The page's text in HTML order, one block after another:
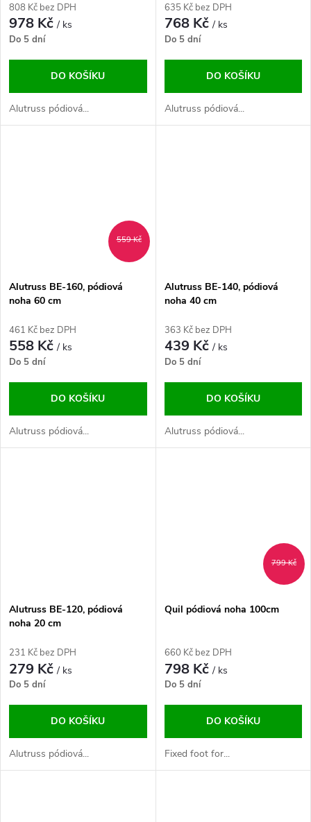
808 Kč bez DPH
978 Kč/ ks
Do 5 dní
DO KOŠÍKU
Alutruss pódiová...
635 Kč bez DPH
768 Kč/ ks
Do 5 dní
DO KOŠÍKU
Alutruss pódiová...
559 Kč
Alutruss BE-160, pódiová
noha 60 cm
461 Kč bez DPH
558 Kč/ ks
Do 5 dní
DO KOŠÍKU
Alutruss pódiová...
Alutruss BE-140, pódiová
noha 40 cm
363 Kč bez DPH
439 Kč/ ks
Do 5 dní
DO KOŠÍKU
Alutruss pódiová...
Alutruss BE-120, pódiová
noha 20 cm
231 Kč bez DPH
279 Kč/ ks
Do 5 dní
DO KOŠÍKU
Alutruss pódiová...
799 Kč
Quil pódiová noha 100cm
660 Kč bez DPH
798 Kč/ ks
Do 5 dní
DO KOŠÍKU
Fixed foot for...